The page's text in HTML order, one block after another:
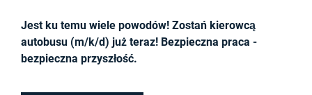
Jest ku temu wiele powodów! Zostań kierowcą
autobusu (m/k/d) już teraz! Bezpieczna praca -
bezpieczna przyszłość.